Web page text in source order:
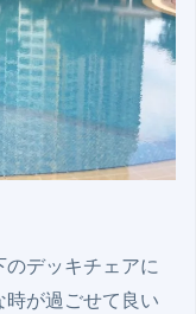
デッキチェアに
が過ごせて良い